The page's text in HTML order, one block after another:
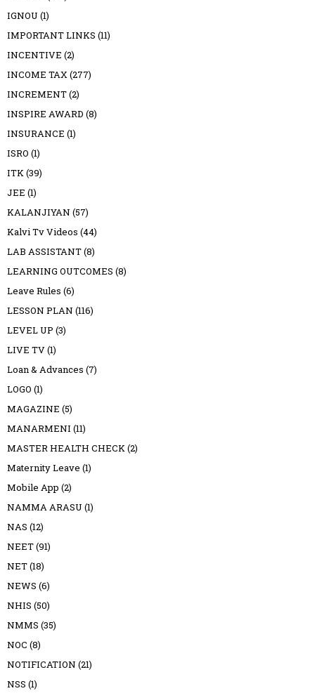
IGNOU (1)
IMPORTANT LINKS (11)
INCENTIVE (2)
INCOME TAX(277)
INCREMENT(2)
INSPIRE AWARD (8)
INSURANCE (1)
ISRO (1)
ITK(39)
JEE (1)
KALANJIYAN (57)
Kalvi Tv Videos (44)
LAB ASSISTANT(8)
LEARNING OUTCOMES (8)
Leave Rules (6)
LESSON PLAN (116)
LEVEL UP (3)
LIVE TV(1)
Loan & Advances (7)
LOGO (1)
MAGAZINE (5)
MANARMENI (11)
MASTER HEALTH CHECK(2)
Maternity Leave (1)
Mobile App (2)
NAMMA ARASU (1)
NAS (12)
NEET(91)
NET(18)
NEWS (6)
NHIS (50)
NMMS (35)
NOC (8)
NOTIFICATION (21)
NSS (1)